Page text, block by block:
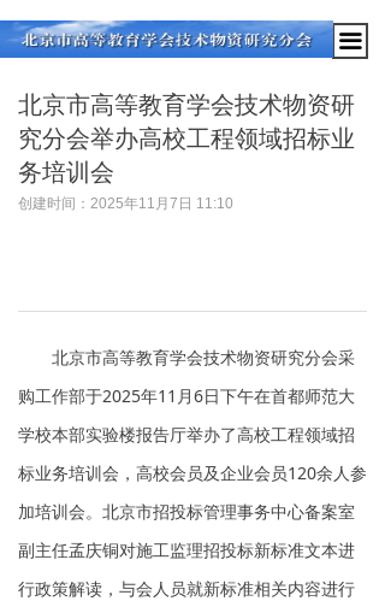
끀
北京市高等教育学会技术物资研
究分会举办高校工程领域招标业
务培训会
创建时间： 2025年11月7日 11:10
北京市高等教育学会技术物资研究分会采
购工作部于2025年11月6日下午在首都师范大
学校本部实验楼报告厅举办了高校工程领域招
标业务培训会，高校会员及企业会员120余人参
加培训会。北京市招投标管理事务中心备案室
副主任孟庆铜对施工监理招投标新标准文本进
行政策解读，与会人员就新标准相关内容进行